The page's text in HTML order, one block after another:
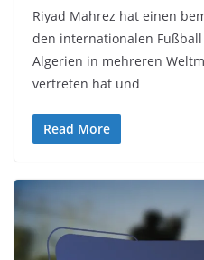
Riyad Mahrez hat einen
den internationalen
Algerien in mehreren
vertreten hat und
Read More